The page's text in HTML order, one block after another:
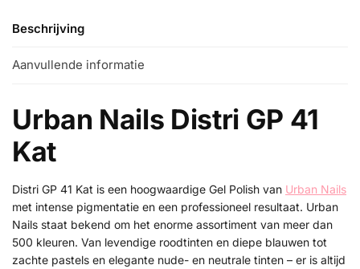
Beschrijving
Aanvullende informatie
Urban Nails Distri GP 41
Kat
Distri GP 41 Kat is een hoogwaardige Gel Polish van Urban Nails
met intense pigmentatie en een professioneel resultaat. Urban
Nails staat bekend om het enorme assortiment van meer dan
500 kleuren. Van levendige roodtinten en diepe blauwen tot
zachte pastels en elegante nude- en neutrale tinten – er is altijd